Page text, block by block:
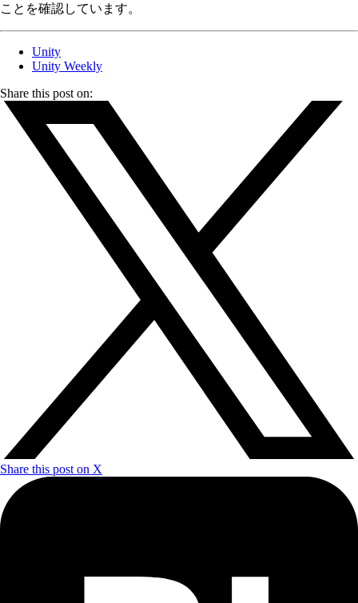
ことを確認しています。
Unity
Unity Weekly
Share this post on:
Share this post on X